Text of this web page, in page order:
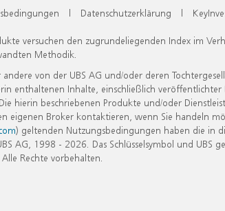
| Datenschutzerklärung |
versuchen den zugrundeliegenden Index im
Methodik.
von der UBS AG und/oder deren
enthaltenen Inhalte, einschließlich veröffentlichter
hierin beschriebenen Produkte und/oder
Broker kontaktieren, wenn Sie handeln
) geltenden Nutzungsbedingungen haben die in
AG, 1998 - 2026. Das Schlüsselsymbol und UBS
Rechte vorbehalten.